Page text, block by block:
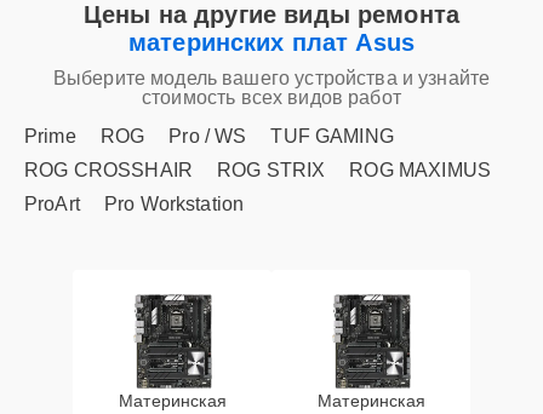
Цены на другие виды ремонта
материнских плат Asus
Выберите модель вашего устройства и узнайте
стоимость всех видов работ
Prime
ROG Pro / WS
TUF GAMING
ROG CROSSHAIR
ROG STRIX
ROG MAXIMUS
ProArt
Pro Workstation
Материнская
Материнская